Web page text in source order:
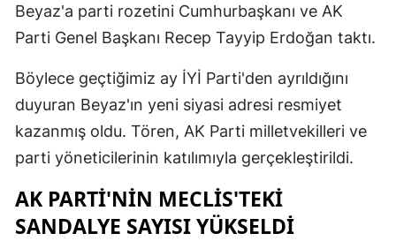
Beyaz'a parti rozetini Cumhurbaşkanı ve AK
Parti Genel Başkanı Recep Tayyip Erdoğan taktı.
Böylece geçtiğimiz ay İYİ Parti'den ayrıldığını
duyuran Beyaz'ın yeni siyasi adresi resmiyet
kazanmış oldu. Tören, AK Parti milletvekilleri ve
parti yöneticilerinin katılımıyla gerçekleştirildi.
AK PARTI'NIN MECLIS'TEKI
SANDALYE SAYISI YÜKSELDI